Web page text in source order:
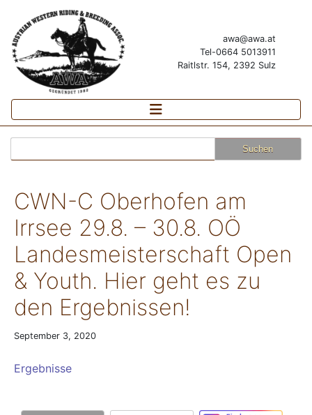
awa@awa.at
Tel-0664 5013911
Raitlstr. 154, 2392 Sulz
nach:
CWN-C Oberhofen am
Irrsee 29.8. – 30.8. OÖ
Landesmeisterschaft Open
& Youth. Hier geht es zu
den Ergebnissen!
September 3, 2020
Ergebnisse